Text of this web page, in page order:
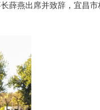
全国农业展览馆内
商贸有限公司董事
柑橘产品。